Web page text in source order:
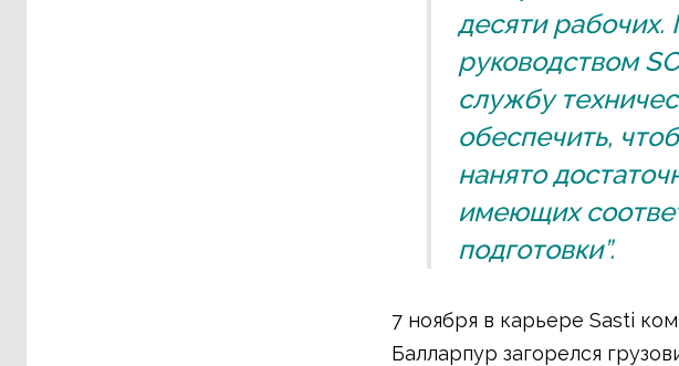
десяти
руководством
службу
обеспечить,
нанято
имеющих
подготовки”.
7 ноября в карьере Sasti
Балларпур загорелся